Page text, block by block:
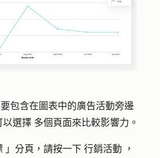
包含在圖表中的廣告活動旁邊
選擇 多個頁面來比較影響力。
」分頁，請按一下 行銷活動 ，